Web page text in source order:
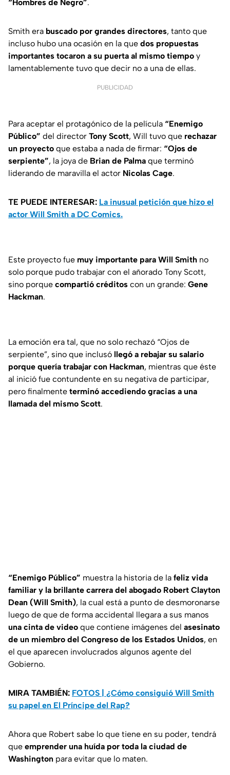
“Hombres de Negro”.
Smith era buscado por grandes directores, tanto que
incluso hubo una ocasión en la que dos propuestas
importantes tocaron a su puerta al mismo tiempo y
lamentablemente tuvo que decir no a una de ellas.
PUBLICIDAD
Para aceptar el protagónico de la película “Enemigo
Público” del director Tony Scott, Will tuvo que rechazar
un proyecto que estaba a nada de firmar: “Ojos de
serpiente”, la joya de Brian de Palma que terminó
liderando de maravilla el actor Nicolas Cage.
TE PUEDE INTERESAR: La inusual petición que hizo el
actor Will Smith a DC Comics.
Este proyecto fue muy importante para Will Smith no
solo porque pudo trabajar con el añorado Tony Scott,
sino porque compartió créditos con un grande: Gene
Hackman.
La emoción era tal, que no solo rechazó “Ojos de
serpiente”, sino que inclusó llegó a rebajar su salario
porque quería trabajar con Hackman, mientras que éste
al inició fue contundente en su negativa de participar,
pero finalmente terminó accediendo gracias a una
llamada del mismo Scott.
“Enemigo Público” muestra la historia de la feliz vida
familiar y la brillante carrera del abogado Robert Clayton
Dean (Will Smith), la cual está a punto de desmoronarse
luego de que de forma accidental llegara a sus manos
una cinta de video que contiene imágenes del asesinato
de un miembro del Congreso de los Estados Unidos, en
el que aparecen involucrados algunos agente del
Gobierno.
MIRA TAMBIÉN: FOTOS | ¿Cómo consiguió Will Smith
su papel en El Príncipe del Rap?
Ahora que Robert sabe lo que tiene en su poder, tendrá
que emprender una huída por toda la ciudad de
Washington para evitar que lo maten.